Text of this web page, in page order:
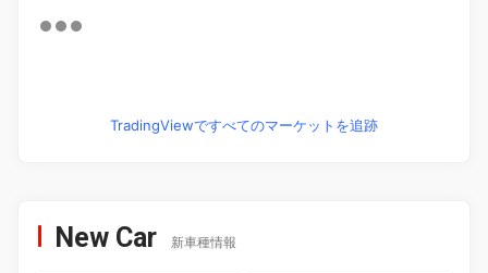
TradingViewですべてのマーケットを追跡
New Car 新車種情報